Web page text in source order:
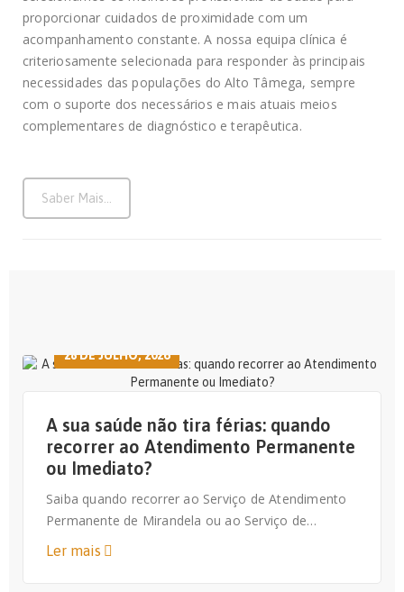
proporcionar cuidados de proximidade com um
acompanhamento constante. A nossa equipa clínica é
criteriosamente selecionada para responder às principais
necessidades das populações do Alto Tâmega, sempre
com o suporte dos necessários e mais atuais meios
complementares de diagnóstico e terapêutica.
Saber Mais...
28 DE JULHO, 2026
A sua saúde não tira férias: quando
recorrer ao Atendimento Permanente
ou Imediato?
Saiba quando recorrer ao Serviço de Atendimento
Permanente de Mirandela ou ao Serviço de…
Ler mais